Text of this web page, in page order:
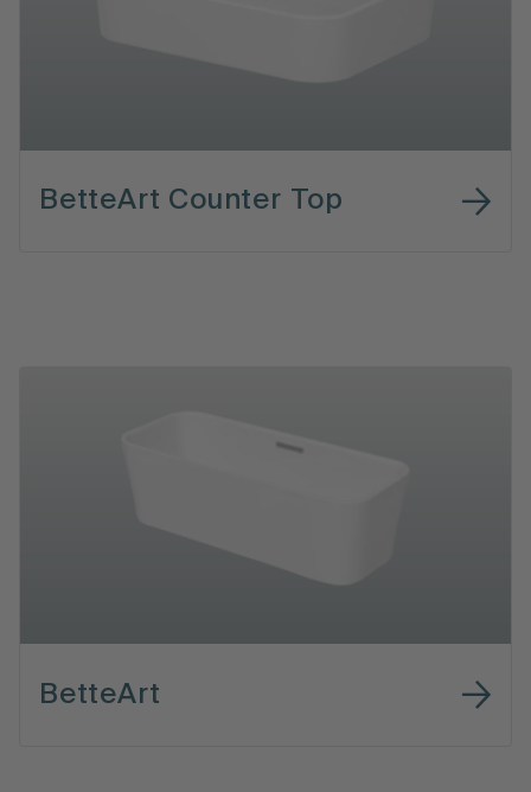
BetteArt Counter Top
BetteArt